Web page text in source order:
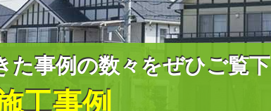
事例の数々をぜひご覧下
工事例